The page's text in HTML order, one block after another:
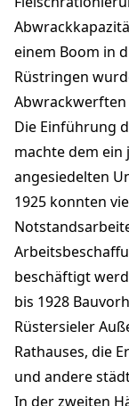
einem Boom in
Rüstringen
Die Einführung
machte dem ein
angesiedelten
1925 konnten
beschäftigt
bis 1928
Rüstersieler
Rathauses, die
und andere
In der zweiten